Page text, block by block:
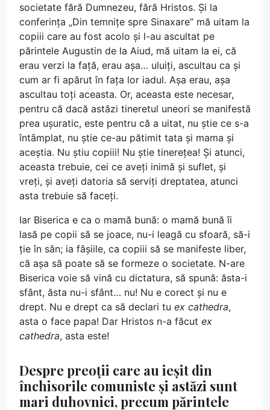
societate fără Dumnezeu, fără Hristos. Și la
conferința „Din temnițe spre Sinaxare” mă uitam la
copiii care au fost acolo și l-au ascultat pe
părintele Augustin de la Aiud, mă uitam la ei, că
erau verzi la față, erau așa… uluiți, ascultau ca și
cum ar fi apărut în fața lor iadul. Așa erau, așa
ascultau toți aceasta. Or, aceasta este necesar,
pentru că dacă astăzi tineretul uneori se manifestă
prea ușuratic, este pentru că a uitat, nu știe ce s-a
întâmplat, nu știe ce-au pătimit tata și mama și
aceștia. Nu știu copiii! Nu știe tinerețea! Și atunci,
aceasta trebuie, cei ce aveți inimă și suflet, și
vreți, și aveți datoria să serviți dreptatea, atunci
asta trebuie să faceți.
Iar Biserica e ca o mamă bună: o mamă bună îi
lasă pe copii să se joace, nu-i leagă cu sfoară, să-i
ție în sân; ia fâșiile, ca copiii să se manifeste liber,
că așa să poate să se formeze o societate. N-are
Biserica voie să vină cu dictatura, să spună: ăsta-i
sfânt, ăsta nu-i sfânt… nu! Nu e corect și nu e
drept. Nu e drept ca să declari tu ex cathedra,
asta o face papa! Dar Hristos n-a făcut ex
cathedra, asta este!
Despre preoții care au ieșit din
închisorile comuniste și astăzi sunt
mari duhovnici, precum părintele